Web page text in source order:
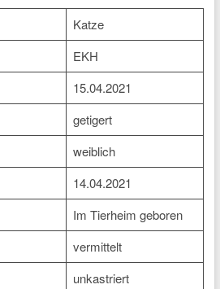
Katze
EKH
15.04.2021
getigert
weiblich
14.04.2021
Im Tierheim geboren
vermittelt
unkastriert